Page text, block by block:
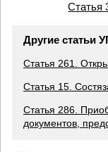
Статья
Другие статьи
Статья 261.
Статья 15.
Статья 286.
документов,